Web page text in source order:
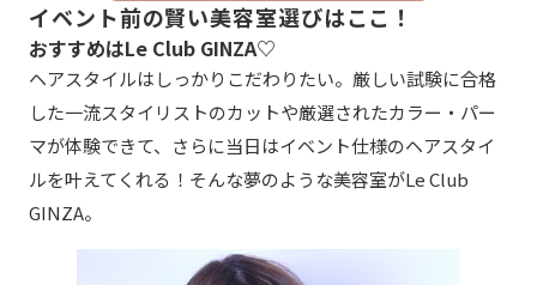
イベント前の賢い美容室選びはここ！
おすすめはLe Club GINZA♡
ヘアスタイルはしっかりこだわりたい。厳しい試験に合格
した一流スタイリストのカットや厳選されたカラー・パー
マが体験できて、さらに当日はイベント仕様のヘアスタイ
ルを叶えてくれる！そんな夢のような美容室がLe Club
GINZA。